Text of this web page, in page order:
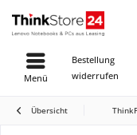
Bestellung
widerrufen
Menü
Übersicht